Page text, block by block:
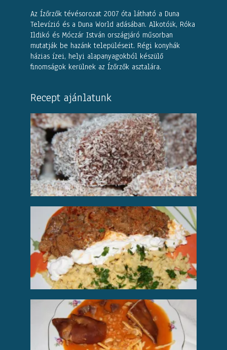
Az Ízőrzők tévésorozat 2007 óta látható a Duna
Televízió és a Duna World adásában. Alkotóik, Róka
Ildikó és Móczár István országjáró műsorban
mutatják be hazánk településeit. Régi konyhák
házias ízei, helyi alapanyagokból készülő
finomságok kerülnek az Ízőrzők asztalára.
Recept ajánlatunk